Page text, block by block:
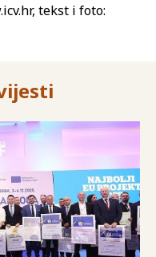
tekst i foto: